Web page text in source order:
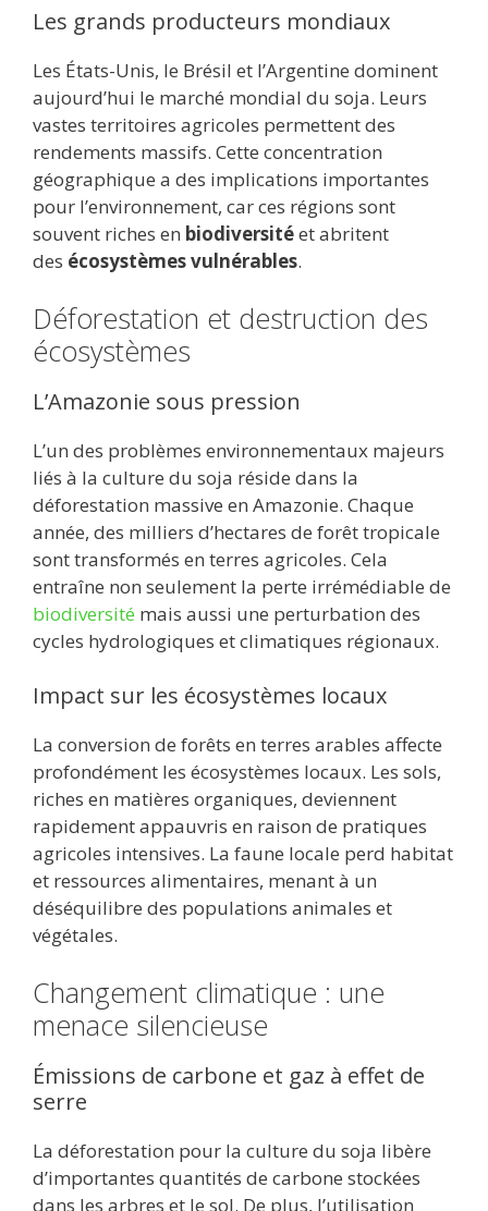
Les grands producteurs mondiaux
Les États-Unis, le Brésil et l’Argentine dominent
aujourd’hui le marché mondial du soja. Leurs
vastes territoires agricoles permettent des
rendements massifs. Cette concentration
géographique a des implications importantes
pour l’environnement, car ces régions sont
souvent riches en biodiversitéet abritent
des écosystèmes vulnérables.
Déforestation et destruction des
écosystèmes
L’Amazonie sous pression
L’un des problèmes environnementaux majeurs
liés à la culture du soja réside dans la
déforestation massive en Amazonie. Chaque
année, des milliers d’hectares de forêt tropicale
sont transformés en terres agricoles. Cela
entraîne non seulement la perte irrémédiable de
biodiversité mais aussi une perturbation des
cycles hydrologiques et climatiques régionaux.
Impact sur les écosystèmes locaux
La conversion de forêts en terres arables affecte
profondément les écosystèmes locaux. Les sols,
riches en matières organiques, deviennent
rapidement appauvris en raison de pratiques
agricoles intensives. La faune locale perd habitat
et ressources alimentaires, menant à un
déséquilibre des populations animales et
végétales.
Changement climatique : une
menace silencieuse
Émissions de carbone et gaz à effet de
serre
La déforestation pour la culture du soja libère
d’importantes quantités de carbone stockées
dans les arbres et le sol. De plus, l’utilisation